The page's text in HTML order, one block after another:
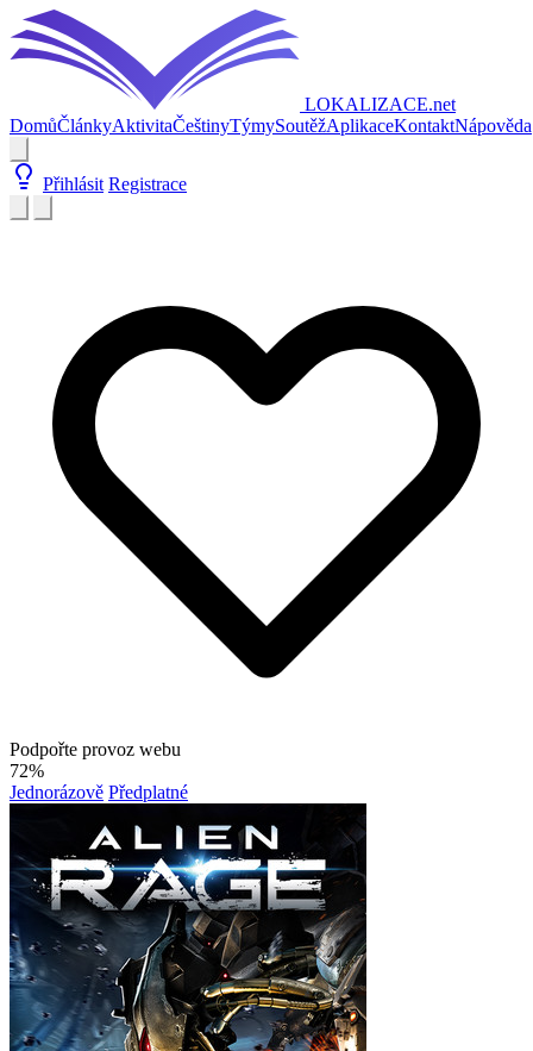
LOKALIZACE.net
DomůČlánkyAktivitaČeštinyTýmySoutěžAplikaceKontaktNápověda
Přihlásit Registrace
Podpořte provoz webu
72%
Jednorázově Předplatné